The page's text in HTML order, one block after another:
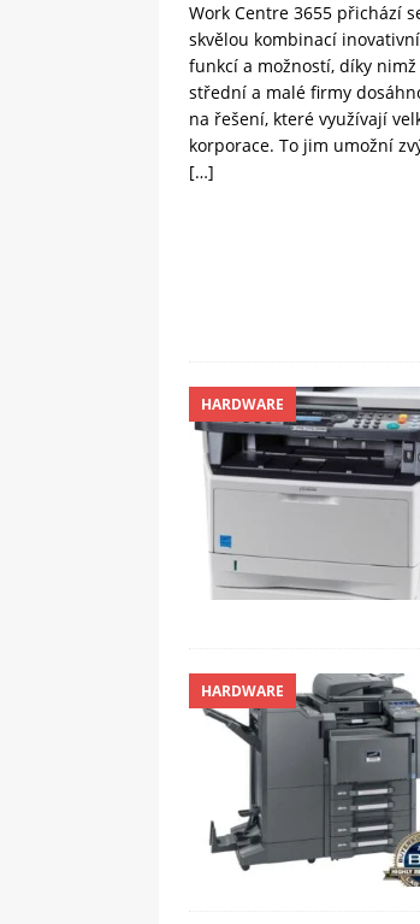
Work Centre 3655 přichází
skvělou kombinací
funkcí a možností, díky nimž
střední a malé firmy
na řešení, které využívají
korporace. To jim umožní
[…]
HARDWARE
HARDWARE